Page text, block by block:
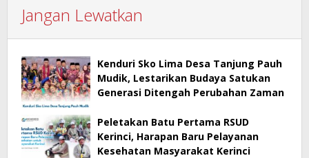
Jangan Lewatkan
Kenduri Sko Lima Desa Tanjung Pauh
Mudik, Lestarikan Budaya Satukan
Generasi Ditengah Perubahan Zaman
Peletakan Batu Pertama RSUD
Kerinci, Harapan Baru Pelayanan
Kesehatan Masyarakat Kerinci